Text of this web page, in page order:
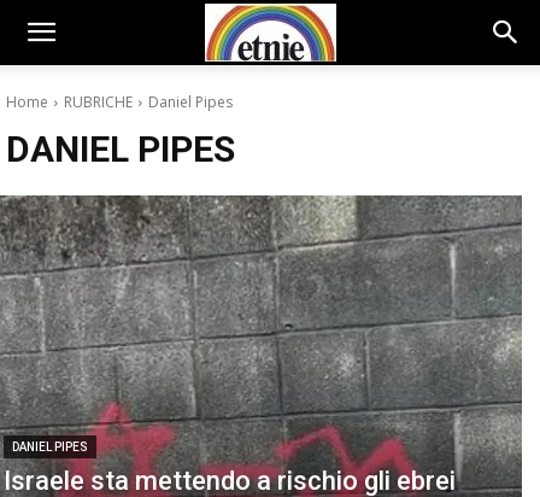
Home RUBRICHE Daniel Pipes
DANIEL PIPES
DANIEL PIPES
Israele sta mettendo a rischio gli ebrei